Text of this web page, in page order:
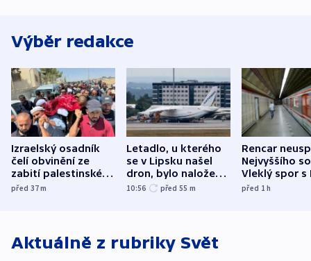
Výběr redakce
Izraelský osadník
čelí obvinění ze
zabití palestinského
aktivisty
před 37m
Letadlo, u kterého
se v Lipsku našel
dron, bylo naložené
municí, píší média
10:56 před 55 m
Rencar
Nejvyššího
Vleklý spor s
reklamní
před 1h
Aktuálně z rubriky Svět